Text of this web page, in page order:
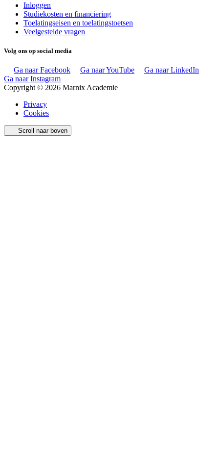
Inloggen
Studiekosten en financiering
Toelatingseisen en toelatingstoetsen
Veelgestelde vragen
Volg ons op social media
Ga naar Facebook Ga naar YouTube
Ga naar LinkedIn
Ga naar Instagram
Copyright © 2026 Marnix Academie
Privacy
Cookies
Scroll naar boven